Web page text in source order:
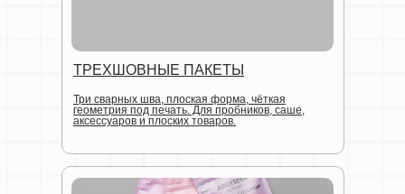
ТРЕХШОВНЫЕ ПАКЕТЫ
Три сварных шва, плоская форма, чёткая
геометрия под печать. Для пробников, саше,
аксессуаров и плоских товаров.